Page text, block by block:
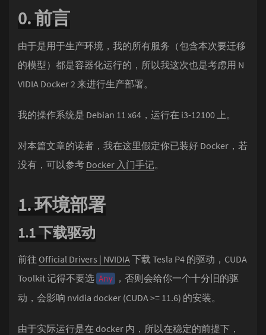
0. 前言
由于是用于生产环境，我的所有服务（包含本次要迁移
的模型）都是容器化运行的，所以我这次也是考虑用 N
VIDIA Docker 2 来进行生产部署。
我的操作系统是 Debian 11 x64，运行在 i3-12100 上。
对本篇文章的读者，我在这里假定你已装好 Docker，若
没有，可以参考 Docker 入门手记。
1. 环境部署
1.1 下载驱动
前往 Official Drivers | NVIDIA下载 Tesla P4 的驱动，CUDA
Toolkit 记得不要选 Any
，否则会给你一个十分旧的驱
动，会影响 nvidia docker (CUDA >= 11.6) 的安装。
由于实际运行是在 docker 内，所以在稳定的前提下，